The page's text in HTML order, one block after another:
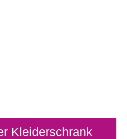
Kleiderschrank